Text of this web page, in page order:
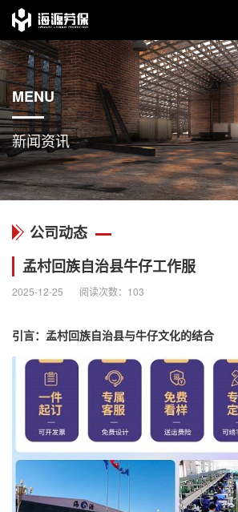
MENU
新闻资讯
公司动态
孟村回族自治县牛仔工作服
2025-12-25 阅读次数： 103
引言：孟村回族自治县与牛仔文化的结合